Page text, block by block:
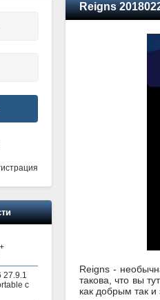
Reigns
Reigns -
такова, что вы
как добрым так и
27.9.1
с